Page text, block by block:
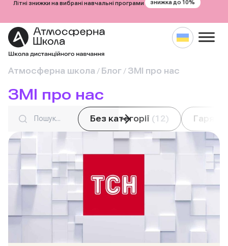
Перейти
вмісту
Літні знижки на вибрані навчальні програми знижка до 10%
Атмосферна школа / Блог / ЗМІ про нас
ЗМІ про нас
Без категорії (12) Гарячі